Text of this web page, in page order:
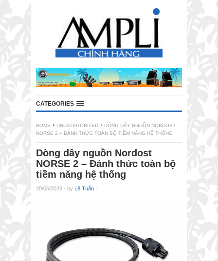
CATEGORIES
HOME UNCATEGORIZED
DÒNG DÂY NGUỒN NORDOST
NORSE 2 – ĐÁNH THỨC TOÀN BỘ TIỀM NĂNG HỆ THỐNG
Dòng dây nguồn Nordost
NORSE 2 – Đánh thức toàn bộ
tiềm năng hệ thống
20/05/2026 · by Lê Tuấn ·